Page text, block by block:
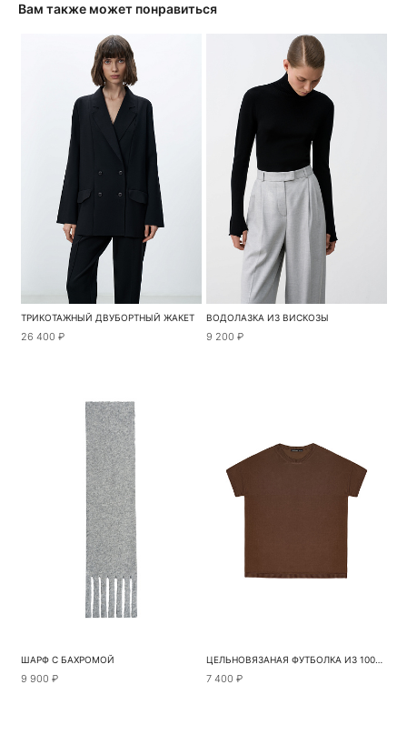
Вам также может понравиться
ТРИКОТАЖНЫЙ ДВУБОРТНЫЙ ЖАКЕТ
26 400 ₽
ВОДОЛАЗКА ИЗ ВИСКОЗЫ
9 200 ₽
ШАРФ С БАХРОМОЙ
9 900 ₽
ЦЕЛЬНОВЯЗАНАЯ ФУТБОЛКА ИЗ 100% ВИСКОЗЫ
7 400 ₽